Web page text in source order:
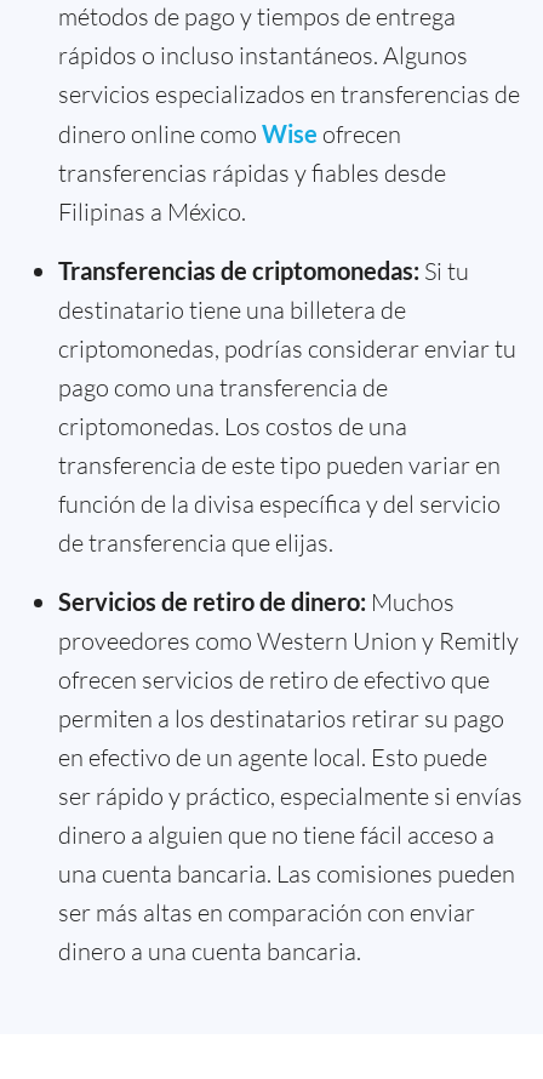
métodos de pago y tiempos de entrega
rápidos o incluso instantáneos. Algunos
servicios especializados en transferencias de
dinero online como Wise ofrecen
transferencias rápidas y fiables desde
Filipinas a México.
Transferencias de criptomonedas: Si tu
destinatario tiene una billetera de
criptomonedas, podrías considerar enviar tu
pago como una transferencia de
criptomonedas. Los costos de una
transferencia de este tipo pueden variar en
función de la divisa específica y del servicio
de transferencia que elijas.
Servicios de retiro de dinero: Muchos
proveedores como Western Union y Remitly
ofrecen servicios de retiro de efectivo que
permiten a los destinatarios retirar su pago
en efectivo de un agente local. Esto puede
ser rápido y práctico, especialmente si envías
dinero a alguien que no tiene fácil acceso a
una cuenta bancaria. Las comisiones pueden
ser más altas en comparación con enviar
dinero a una cuenta bancaria.